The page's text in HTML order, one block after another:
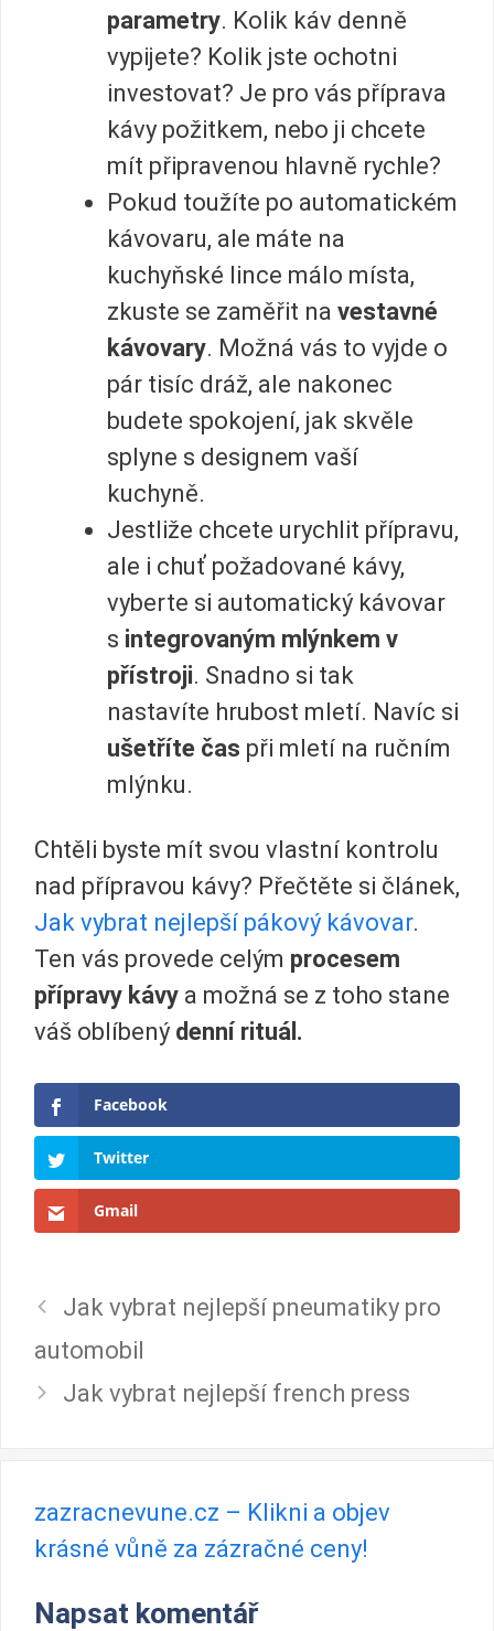
parametry. Kolik káv denně
vypijete? Kolik jste ochotni
investovat? Je pro vás příprava
kávy požitkem, nebo ji chcete
mít připravenou hlavně rychle?
Pokud toužíte po automatickém
kávovaru, ale máte na
kuchyňské lince málo místa,
zkuste se zaměřit na vestavné
kávovary. Možná vás to vyjde o
pár tisíc dráž, ale nakonec
budete spokojení, jak skvěle
splyne s designem vaší
kuchyně.
Jestliže chcete urychlit přípravu,
ale i chuť požadované kávy,
vyberte si automatický kávovar
s integrovaným mlýnkem v
přístroji. Snadno si tak
nastavíte hrubost mletí. Navíc si
ušetříte čas při mletí na ručním
mlýnku.
Chtěli byste mít svou vlastní kontrolu
nad přípravou kávy? Přečtěte si článek,
Jak vybrat nejlepší pákový kávovar.
Ten vás provede celým procesem
přípravy kávy a možná se z toho stane
váš oblíbený denní rituál.
Facebook
Twitter
Gmail
Jak vybrat nejlepší pneumatiky pro
automobil
Jak vybrat nejlepší french press
zazracnevune.cz – Klikni a objev
krásné vůně za zázračné ceny!
Napsat komentář